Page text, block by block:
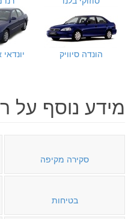
הונדה סיוויק
מידע נוסף על
סקירה מקיפה
בטיחות